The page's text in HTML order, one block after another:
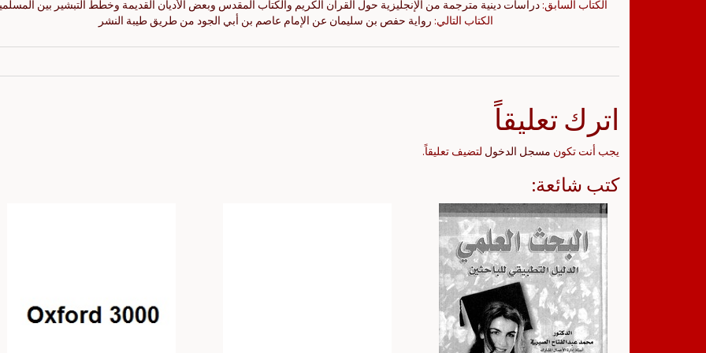
الكتاب السابق: دراسات دينية مترجمة من الإنجليزية حول القرآن الكريم والكتاب المقدس وبعض الأديان القديمة وخطط التبشير بين
الكتاب التالي: رواية حفص بن سليمان عن الإمام عاصم بن أبي الجود من طريق طيبة النشر
اترك تعليقاً
يجب أنت تكون مسجل الدخول لتضيف تعليقاً.
كتب شائعة: